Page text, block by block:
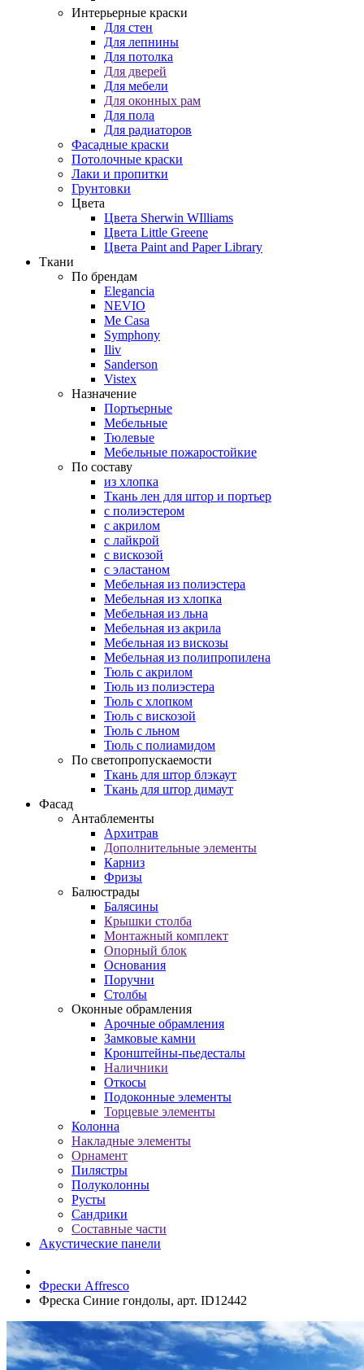
Интерьерные краски
Для стен
Для лепнины
Для потолка
Для дверей
Для мебели
Для оконных рам
Для пола
Для радиаторов
Фасадные краски
Потолочные краски
Лаки и пропитки
Грунтовки
Цвета
Цвета Sherwin WIlliams
Цвета Little Greene
Цвета Paint and Paper Library
Ткани
По брендам
Elegancia
NEVIO
Me Casa
Symphony
Iliv
Sanderson
Vistex
Назначение
Портьерные
Мебельные
Тюлевые
Мебельные пожаростойкие
По составу
из хлопка
Ткань лен для штор и портьер
с полиэстером
с акрилом
с лайкрой
с вискозой
с эластаном
Мебельная из полиэстера
Мебельная из хлопка
Мебельная из льна
Мебельная из акрила
Мебельная из вискозы
Мебельная из полипропилена
Тюль с акрилом
Тюль из полиэстера
Тюль с хлопком
Тюль с вискозой
Тюль с льном
Тюль с полиамидом
По светопропускаемости
Ткань для штор блэкаут
Ткань для штор димаут
Фасад
Антаблементы
Архитрав
Дополнительные элементы
Карниз
Фризы
Балюстрады
Балясины
Крышки столба
Монтажный комплект
Опорный блок
Основания
Поручни
Столбы
Оконные обрамления
Арочные обрамления
Замковые камни
Кронштейны-пьедесталы
Наличники
Откосы
Подоконные элементы
Торцевые элементы
Колонна
Накладные элементы
Орнамент
Пилястры
Полуколонны
Русты
Сандрики
Составные части
Акустические панели
Фрески Affresco
Фреска Синие гондолы, арт. ID12442